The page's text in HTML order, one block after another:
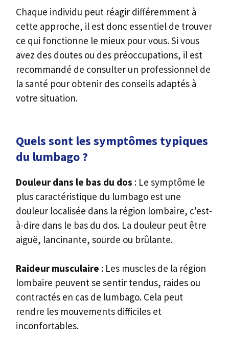
Chaque individu peut réagir différemment à
cette approche, il est donc essentiel de trouver
ce qui fonctionne le mieux pour vous. Si vous
avez des doutes ou des préoccupations, il est
recommandé de consulter un professionnel de
la santé pour obtenir des conseils adaptés à
votre situation.
Quels sont les symptômes typiques
du lumbago ?
Douleur dans le bas du dos : Le symptôme le
plus caractéristique du lumbago est une
douleur localisée dans la région lombaire, c'est-
à-dire dans le bas du dos. La douleur peut être
aiguë, lancinante, sourde ou brûlante.
Raideur musculaire : Les muscles de la région
lombaire peuvent se sentir tendus, raides ou
contractés en cas de lumbago. Cela peut
rendre les mouvements difficiles et
inconfortables.